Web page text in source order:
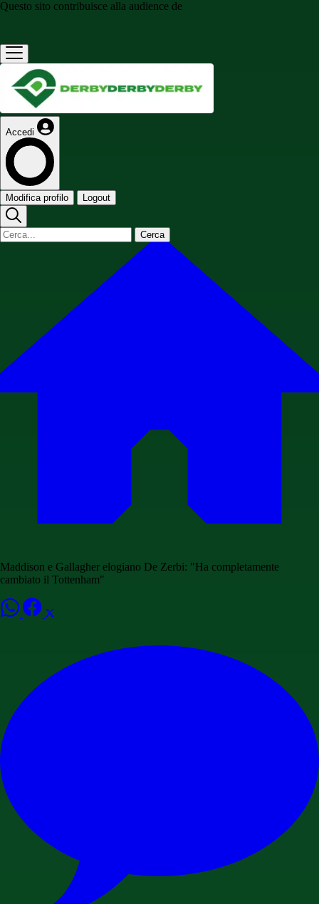
Questo sito contribuisce alla audience de
Accedi
Modifica profilo Logout
Cerca
Maddison e Gallagher elogiano De Zerbi: "Ha completamente
cambiato il Tottenham"